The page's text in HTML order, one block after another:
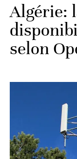
Algérie:
selon